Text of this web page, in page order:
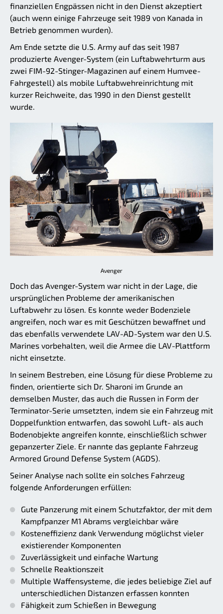
finanziellen Engpässen nicht in den Dienst akzeptiert
(auch wenn einige Fahrzeuge seit 1989 von Kanada in
Betrieb genommen wurden).
Am Ende setzte die U.S. Army auf das seit 1987
produzierte Avenger-System (ein Luftabwehrturm aus
zwei FIM-92-Stinger-Magazinen auf einem Humvee-
Fahrgestell) als mobile Luftabwehreinrichtung mit
kurzer Reichweite, das 1990 in den Dienst gestellt
wurde.
Avenger
Doch das Avenger-System war nicht in der Lage, die
ursprünglichen Probleme der amerikanischen
Luftabwehr zu lösen. Es konnte weder Bodenziele
angreifen, noch war es mit Geschützen bewaffnet und
das ebenfalls verwendete LAV-AD-System war den U.S.
Marines vorbehalten, weil die Armee die LAV-Plattform
nicht einsetzte.
In seinem Bestreben, eine Lösung für diese Probleme zu
finden, orientierte sich Dr. Sharoni im Grunde an
demselben Muster, das auch die Russen in Form der
Terminator-Serie umsetzten, indem sie ein Fahrzeug mit
Doppelfunktion entwarfen, das sowohl Luft- als auch
Bodenobjekte angreifen konnte, einschließlich schwer
gepanzerter Ziele. Er nannte das geplante Fahrzeug
Armored Ground Defense System (AGDS).
Seiner Analyse nach sollte ein solches Fahrzeug
folgende Anforderungen erfüllen:
Gute Panzerung mit einem Schutzfaktor, der mit dem
Kampfpanzer M1 Abrams vergleichbar wäre
Kosteneffizienz dank Verwendung möglichst vieler
existierender Komponenten
Zuverlässigkeit und einfache Wartung
Schnelle Reaktionszeit
Multiple Waffensysteme, die jedes beliebige Ziel auf
unterschiedlichen Distanzen erfassen konnten
Fähigkeit zum Schießen in Bewegung